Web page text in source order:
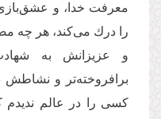
معرفت خدا، و
را درك می‌‌كند، هر چه
و عزیزانش به
برافروخته‌‌تر و
كسی را در عالم ندیدم